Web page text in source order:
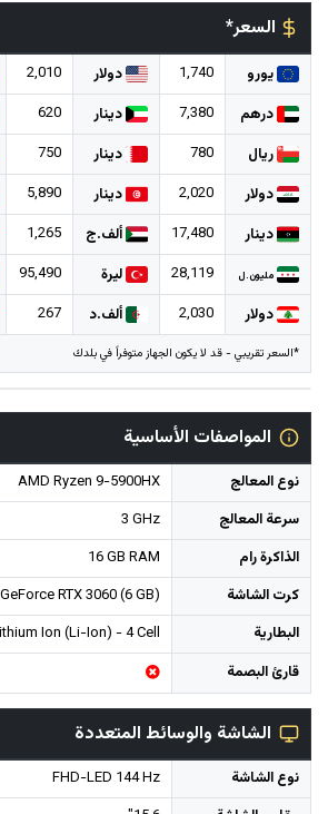
السعر*
يورو 1,740 دولار 2,010
درهم
7,380 دينار 620
ريال
780 دينار 750
دولار
2,020 دينار 5,890
دينار
17,480 ألف.ج 1,265
مليون.ل 28,119 ليرة 95,490
دولار
2,030 ألف.د 267
*السعر تقريبي - قد لا يكون الجهاز متوفراً في بلدك
المواصفات الأساسية
نوع المعالج
AMD Ryzen 9-5900HX
سرعة المعالج
3 GHz
الذاكرة رام
16 GB RAM
كرت الشاشة
RTX 3060 (6 GB)
البطارية
Ion (Li-Ion) - 4 Cell
قارئ البصمة
الشاشة والوسائط المتعددة
نوع الشاشة
FHD-LED 144 Hz